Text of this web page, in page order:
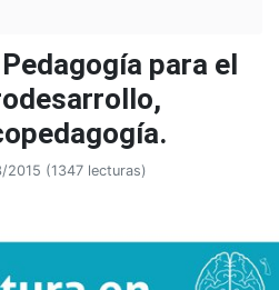
para el
2015 (1347 lecturas)